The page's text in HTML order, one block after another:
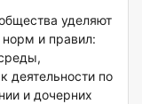
уделяют
и правил:
деятельности по
и дочерних